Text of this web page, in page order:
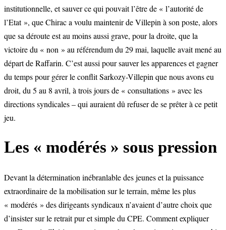
institutionnelle, et sauver ce qui pouvait l’être de « l’autorité de
l’Etat », que Chirac a voulu maintenir de Villepin à son poste, alors
que sa déroute est au moins aussi grave, pour la droite, que la
victoire du « non » au référendum du 29 mai, laquelle avait mené au
départ de Raffarin. C’est aussi pour sauver les apparences et gagner
du temps pour gérer le conflit Sarkozy-Villepin que nous avons eu
droit, du 5 au 8 avril, à trois jours de « consultations » avec les
directions syndicales – qui auraient dû refuser de se prêter à ce petit
jeu.
Les « modérés » sous pression
Devant la détermination inébranlable des jeunes et la puissance
extraordinaire de la mobilisation sur le terrain, même les plus
« modérés » des dirigeants syndicaux n’avaient d’autre choix que
d’insister sur le retrait pur et simple du CPE. Comment expliquer